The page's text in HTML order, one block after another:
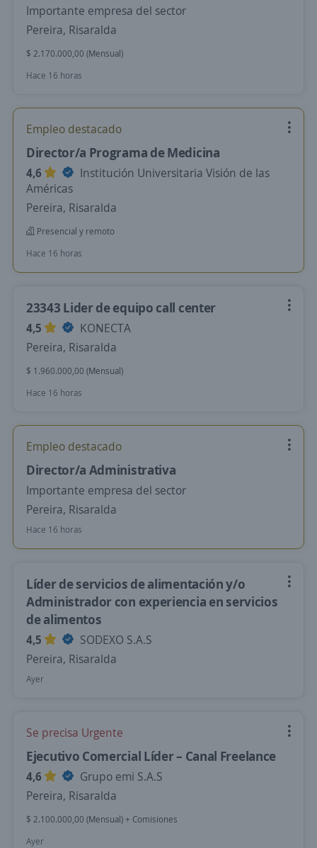
Importante empresa del sector
Pereira, Risaralda
$ 2.170.000,00 (Mensual)
Hace 16 horas
Empleo destacado
Director/a Programa de Medicina
4,6
Institución Universitaria Visión de las
Américas
Pereira, Risaralda
Presencial y remoto
Hace 16 horas
23343 Lider de equipo call center
4,5
KONECTA
Pereira, Risaralda
$ 1.960.000,00 (Mensual)
Hace 16 horas
Empleo destacado
Director/a Administrativa
Importante empresa del sector
Pereira, Risaralda
Hace 16 horas
Líder de servicios de alimentación y/o
Administrador con experiencia en servicios
de alimentos
4,5
SODEXO S.A.S
Pereira, Risaralda
Ayer
Se precisa Urgente
Ejecutivo Comercial Líder – Canal Freelance
4,6
Grupo emi S.A.S
Pereira, Risaralda
$ 2.100.000,00 (Mensual) + Comisiones
Ayer